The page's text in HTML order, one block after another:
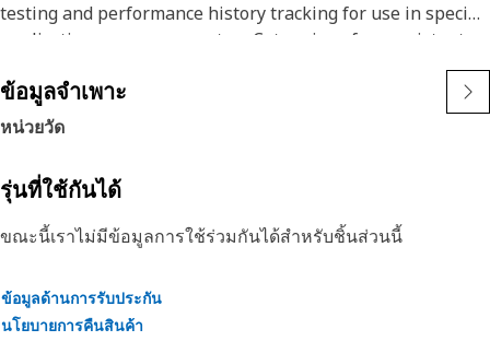
testing and performance history tracking for use in specific
applications, you can count on Cat springs for consistent
functionality in your machine. Cat springs are
manufactured to precise specifications and are built for
your machine. You can trust Cat Springs to help you build it,
maintain it, or fix it. No other company knows your
equipment like we do — trust in Cat.
Mean coil diameter : 21.4 mm (0.842 in)
Total active coils : 19 mm (0.748 in)
ข้อมูลจำเพาะ
หน่วยวัด
รุ่นที่ใช้กันได้
ขณะนี้เราไม่มีข้อมูลการใช้ร่วมกันได้สำหรับชิ้นส่วนนี้
ข้อมูลด้านการรับประกัน
นโยบายการคืนสินค้า